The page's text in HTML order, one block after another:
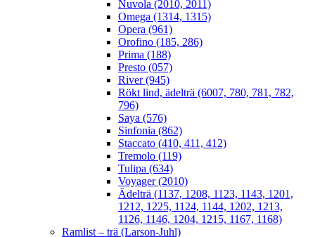
Nuvola (2010, 2011)
Omega (1314, 1315)
Opera (961)
Orofino (185, 286)
Prima (188)
Presto (057)
River (945)
Rökt lind, ädelträ (6007, 780, 781, 782,
796)
Saya (576)
Sinfonia (862)
Staccato (410, 411, 412)
Tremolo (119)
Tulipa (634)
Voyager (2010)
Ädelträ (1137, 1208, 1123, 1143, 1201,
1212, 1225, 1124, 1144, 1202, 1213,
1126, 1146, 1204, 1215, 1167, 1168)
Ramlist – trä (Larson-Juhl)